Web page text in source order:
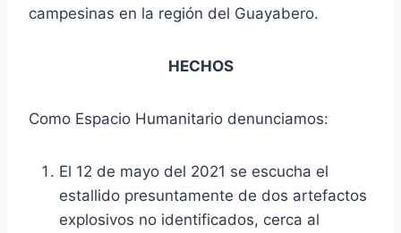
campesinas en la región del Guayabero.
HECHOS
Como Espacio Humanitario denunciamos:
El 12 de mayo del 2021 se escucha el
estallido presuntamente de dos artefactos
explosivos no identificados, cerca al